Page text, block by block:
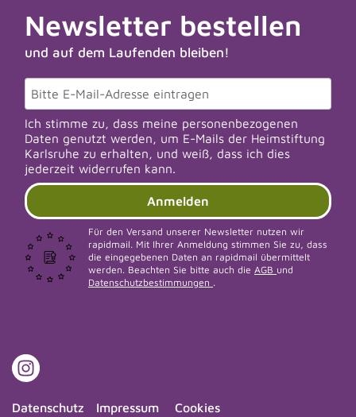
Newsletter bestellen
und auf dem Laufenden bleiben!
Ich stimme zu, dass meine personenbezogenen
Daten genutzt werden, um E-Mails der Heimstiftung
Karlsruhe zu erhalten, und weiß, dass ich dies
jederzeit widerrufen kann.
Anmelden
Für den Versand unserer Newsletter nutzen wir
rapidmail. Mit Ihrer Anmeldung stimmen Sie zu, dass
die eingegebenen Daten an rapidmail übermittelt
werden. Beachten Sie bitte auch die AGB und
Datenschutzbestimmungen .
Datenschutz Impressum Cookies